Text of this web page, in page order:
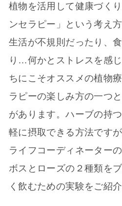
植物を活用して健康づく
ンセラピー」という考え
生活が不規則だったり、
り…何かとストレスを感
ちにこそオススメの植物
ラピーの楽しみ方の一つ
があります。ハーブの持
軽に摂取できる方法です
ライフコーディネーター
ボスとローズの２種類を
く飲むための実験をご紹